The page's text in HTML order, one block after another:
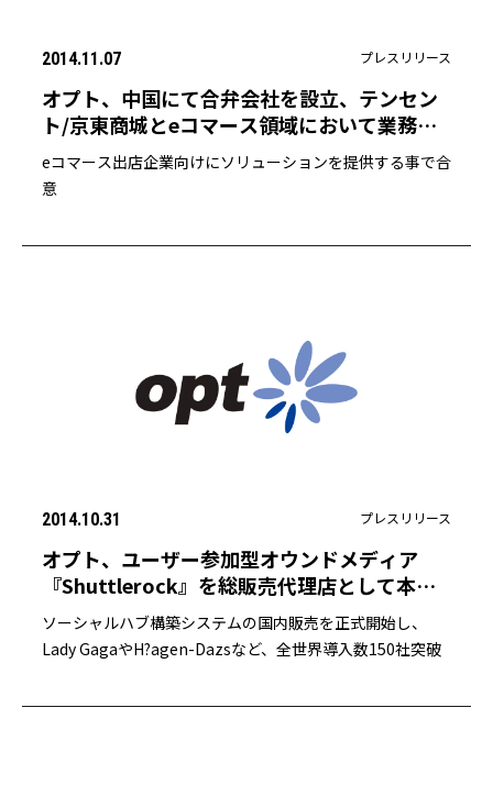
2014.11.07 プレスリリース
オプト、中国にて合弁会社を設立、テンセン
ト/京東商城とeコマース領域において業務提
携契約を締結
eコマース出店企業向けにソリューションを提供する事で合
意
2014.10.31 プレスリリース
オプト、ユーザー参加型オウンドメディア
『Shuttlerock』を総販売代理店として本格
販売
ソーシャルハブ構築システムの国内販売を正式開始し、
Lady GagaやH?agen-Dazsなど、全世界導入数150社突破